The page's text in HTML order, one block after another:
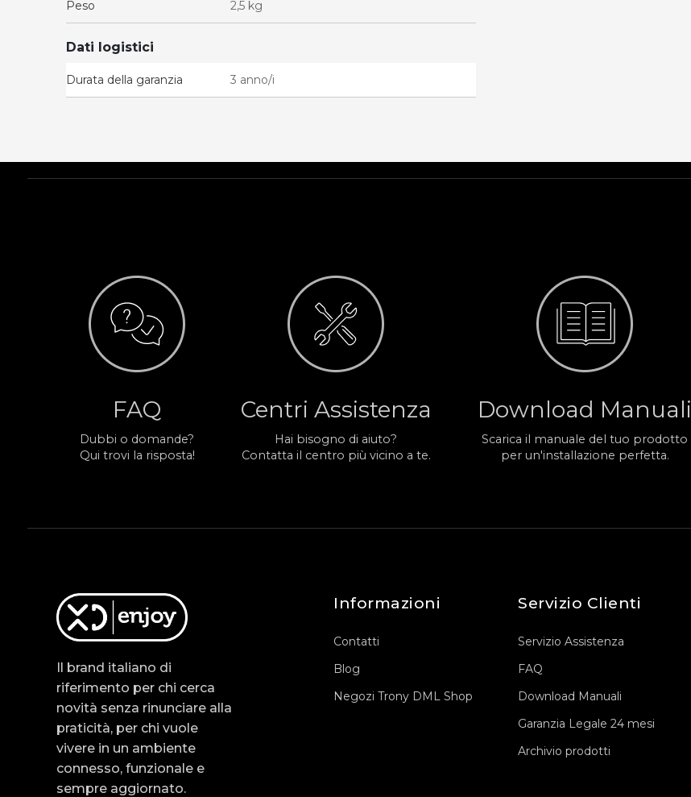
Peso 2,5 kg
Dati logistici
Durata della garanzia 3 anno/i
FAQ
Dubbi o domande?
Qui trovi la risposta!
Centri Assistenza
Hai bisogno di aiuto?
Contatta il centro più vicino a te.
Download Manuali
Scarica il manuale del tuo prodotto
per un'installazione perfetta.
Il brand italiano di
riferimento per chi cerca
novità senza rinunciare alla
praticità, per chi vuole
vivere in un ambiente
connesso, funzionale e
sempre aggiornato.
Informazioni
Contatti
Blog
Negozi Trony DML Shop
Servizio Clienti
Servizio Assistenza
FAQ
Download Manuali
Garanzia Legale 24 mesi
Archivio prodotti